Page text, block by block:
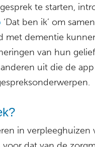
te starten,
‘Dat ben ik’ om
met dementie
van hun
uit die de
in verpleeghuizen